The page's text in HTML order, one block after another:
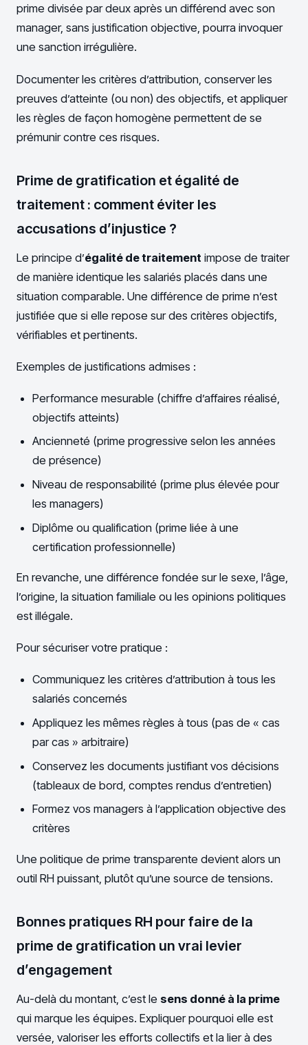
prime divisée par deux après un différend avec son
manager, sans justification objective, pourra invoquer
une sanction irrégulière.
Documenter les critères d’attribution, conserver les
preuves d’atteinte (ou non) des objectifs, et appliquer
les règles de façon homogène permettent de se
prémunir contre ces risques.
Prime de gratification et égalité de
traitement : comment éviter les
accusations d’injustice ?
Le principe d’égalité de traitement impose de traiter
de manière identique les salariés placés dans une
situation comparable. Une différence de prime n’est
justifiée que si elle repose sur des critères objectifs,
vérifiables et pertinents.
Exemples de justifications admises :
Performance mesurable (chiffre d’affaires réalisé,
objectifs atteints)
Ancienneté (prime progressive selon les années
de présence)
Niveau de responsabilité (prime plus élevée pour
les managers)
Diplôme ou qualification (prime liée à une
certification professionnelle)
En revanche, une différence fondée sur le sexe, l’âge,
l’origine, la situation familiale ou les opinions politiques
est illégale.
Pour sécuriser votre pratique :
Communiquez les critères d’attribution à tous les
salariés concernés
Appliquez les mêmes règles à tous (pas de « cas
par cas » arbitraire)
Conservez les documents justifiant vos décisions
(tableaux de bord, comptes rendus d’entretien)
Formez vos managers à l’application objective des
critères
Une politique de prime transparente devient alors un
outil RH puissant, plutôt qu’une source de tensions.
Bonnes pratiques RH pour faire de la
prime de gratification un vrai levier
d’engagement
Au-delà du montant, c’est le sens donné à la prime
qui marque les équipes. Expliquer pourquoi elle est
versée, valoriser les efforts collectifs et la lier à des